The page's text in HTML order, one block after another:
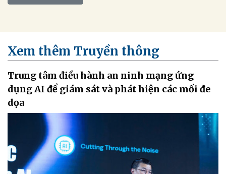
Xem thêm Truyền thông
Trung tâm điều hành an ninh mạng ứng
dụng AI để giám sát và phát hiện các mối đe
dọa